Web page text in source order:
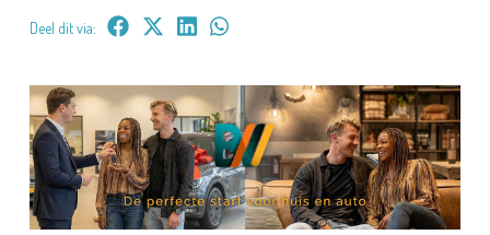
Deel dit via: